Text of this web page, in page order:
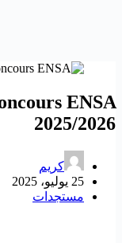
ENSA
2025/2026
كريم
25 يوليو، 2025
مستجدات